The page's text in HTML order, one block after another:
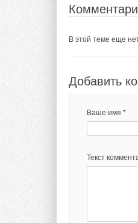
В этой теме еще
Добавить
Ваше имя *
Текст
Комментарии